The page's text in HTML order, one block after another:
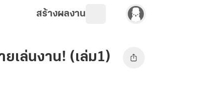
สร้างผลงาน
เล่นงาน! (เล่ม1)